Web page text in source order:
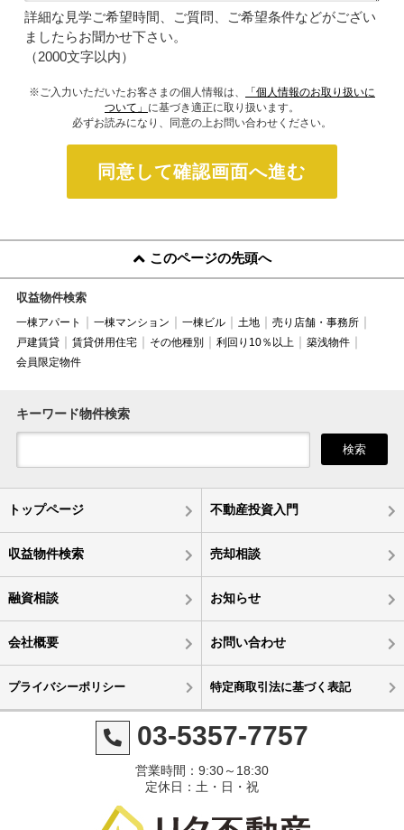
詳細な見学ご希望時間、ご質問、ご希望条件などがござい
ましたらお聞かせ下さい。
（2000文字以内）
※ご入力いただいたお客さまの個人情報は、
「個人情報のお取り扱いに
ついて」 に基づき適正に取り扱います。
必ずお読みになり、同意の上お問い合わせください。
同意して確認画面へ進む
このページの先頭へ
収益物件検索
一棟アパート 一棟マンション 一棟ビル 土地
売り店舗・事務所
戸建賃貸
賃貸併用住宅 その他種別 利回り10％以上
築浅物件
会員限定物件
キーワード物件検索
検索
トップページ 不動産投資入門
収益物件検索 売却相談
融資相談 お知らせ
会社概要 お問い合わせ
プライバシーポリシー 特定商取引法に基づく表記
03-5357-7757
営業時間：9:30～18:30
定休日：土・日・祝